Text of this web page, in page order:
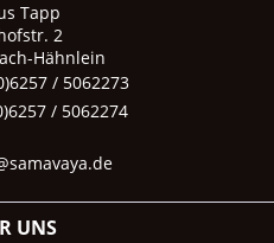
Tapp
2
Hähnlein
/ 5062273
/ 5062274
UNS